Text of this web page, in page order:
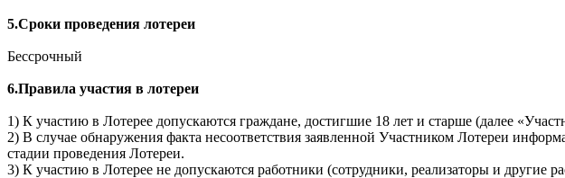
5.Сроки проведения лотереи
Бессрочный
6.Правила участия в лотереи
1) К участию в Лотерее допускаются граждане, достигшие 18 лет и старше (далее
2) В случае обнаружения факта несоответствия заявленной Участником Лотереи
стадии проведения Лотереи.
3) К участию в Лотерее не допускаются работники (сотрудники, реализаторы и другие